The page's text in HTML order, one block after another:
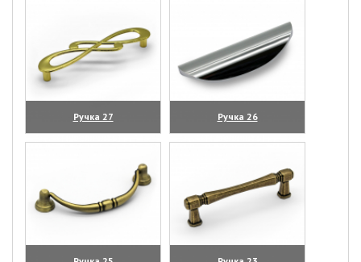
Ручка 27
(увеличить)
Ручка 26
(увеличить)